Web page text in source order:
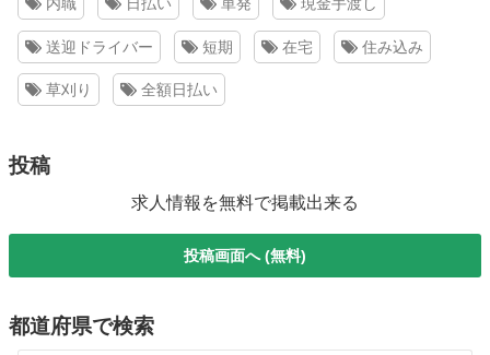
内職 日払い 単発 現金手渡し
送迎ドライバー 短期 在宅 住み込み
草刈り 全額日払い
投稿
求人情報を無料で掲載出来る
投稿画面へ (無料)
都道府県で検索